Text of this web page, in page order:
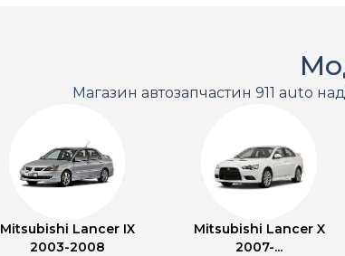
Магазин автозапчастин 911 auto
Mitsubishi Lancer IX
2003-2008
Mitsubishi Lancer X
2007-...